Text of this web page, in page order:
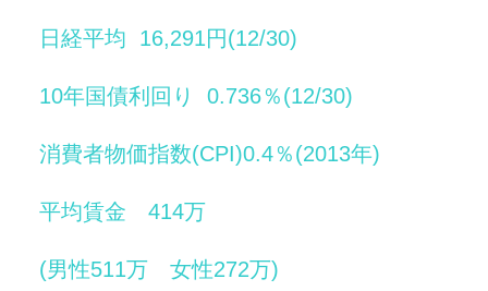
日経平均 16,291円(12/30)
10年国債利回り 0.736％(12/30)
消費者物価指数(CPI)0.4％(2013年)
平均賃金 414万
(男性511万 女性272万)